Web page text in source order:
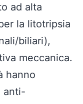
ad alta
la litotripsia
biliari),
meccanica.
hanno
anti-